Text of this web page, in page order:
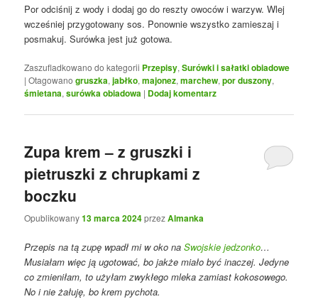
Por odciśnij z wody i dodaj go do reszty owoców i warzyw. Wlej
wcześniej przygotowany sos. Ponownie wszystko zamieszaj i
posmakuj. Surówka jest już gotowa.
Zaszufladkowano do kategorii Przepisy,Surówki i sałatki obiadowe
|Otagowano gruszka,jabłko,majonez,marchew,por duszony,
śmietana,surówka obiadowa | Dodaj komentarz
Zupa krem – z gruszki i
pietruszki z chrupkami z
boczku
Opublikowany13 marca 2024przezAlmanka
Przepis na tą zupę wpadł mi w oko naSwojskie jedzonko…
Musiałam więc ją ugotować, bo jakże miało być inaczej. Jedyne
co zmieniłam, to użyłam zwykłego mleka zamiast kokosowego.
No i nie żałuję, bo krem pychota.